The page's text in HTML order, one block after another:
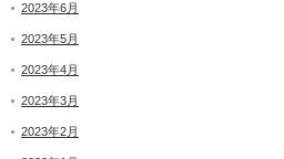
2023年6月
2023年5月
2023年4月
2023年3月
2023年2月